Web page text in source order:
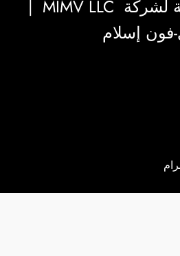
MIMV LLC
|
فون إسلام